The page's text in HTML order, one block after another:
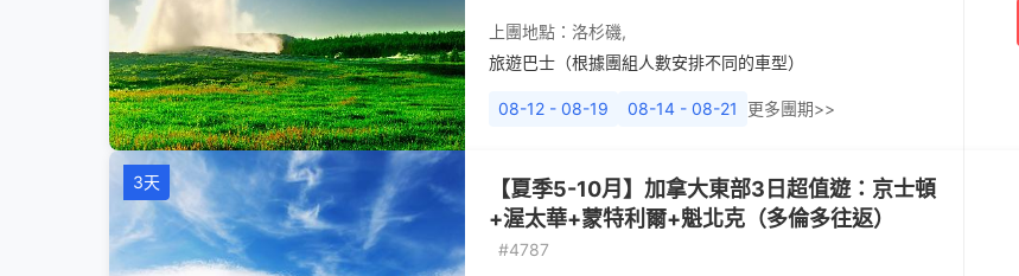
上團地點： 洛杉磯,
旅遊巴士（根據團組人數安排不同的車型）
08-12 - 08-19 08-14 - 08-21 更多團期>>
3天
【夏季5-10月】加拿大東部3日超值遊：京士頓
+渥太華+蒙特利爾+魁北克（多倫多往返）
#4787